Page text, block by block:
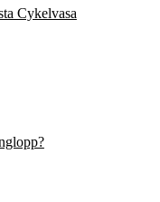
Cykelvasa